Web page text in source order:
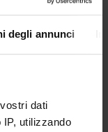
degli annunci
dati
utilizzando
e della Ricerca